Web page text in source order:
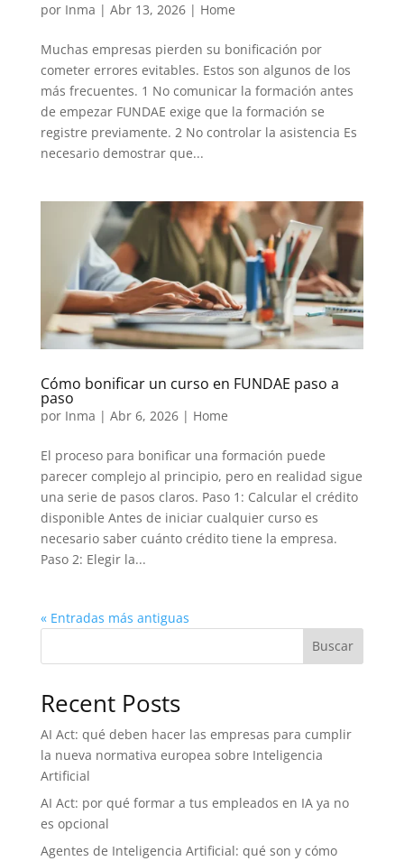
por Inma | Abr 13, 2026| Home
Muchas empresas pierden su bonificación por
cometer errores evitables. Estos son algunos de los
más frecuentes. 1 No comunicar la formación antes
de empezar FUNDAE exige que la formación se
registre previamente. 2 No controlar la asistencia Es
necesario demostrar que...
Cómo bonificar un curso en FUNDAE paso a
paso
por Inma | Abr 6, 2026| Home
El proceso para bonificar una formación puede
parecer complejo al principio, pero en realidad sigue
una serie de pasos claros. Paso 1: Calcular el crédito
disponible Antes de iniciar cualquier curso es
necesario saber cuánto crédito tiene la empresa.
Paso 2: Elegir la...
« Entradas más antiguas
Buscar
Recent Posts
AI Act: qué deben hacer las empresas para cumplir
la nueva normativa europea sobre Inteligencia
Artificial
AI Act: por qué formar a tus empleados en IA ya no
es opcional
Agentes de Inteligencia Artificial: qué son y cómo